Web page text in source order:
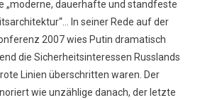
„moderne, dauerhafte und standfeste
In seiner Rede auf der
2007 wies Putin dramatisch
die Sicherheitsinteressen Russlands
Linien überschritten waren. Der
wie unzählige danach, der letzte